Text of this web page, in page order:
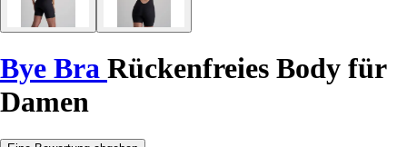
Bye Bra Rückenfreies Body für
Damen